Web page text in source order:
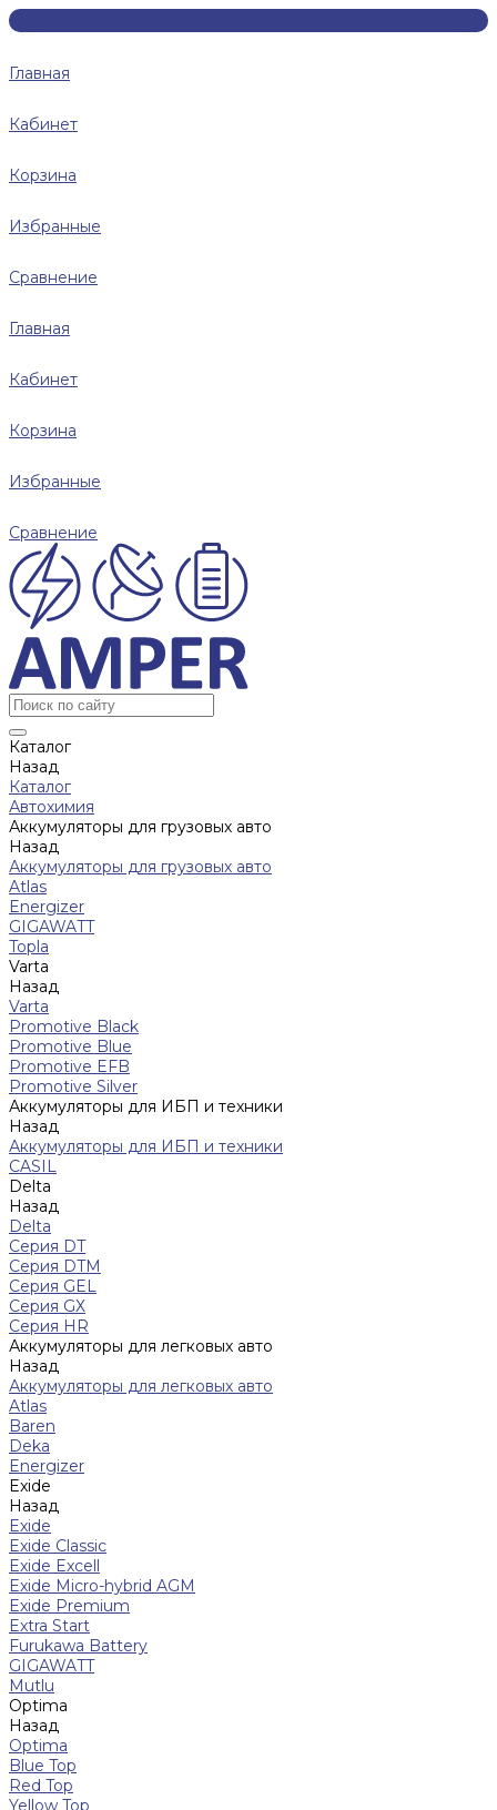
Главная
Кабинет
Корзина
Избранные
Сравнение
Главная
Кабинет
Корзина
Избранные
Сравнение
Каталог
Назад
Каталог
Автохимия
Аккумуляторы для грузовых авто
Назад
Аккумуляторы для грузовых авто
Atlas
Energizer
GIGAWATT
Topla
Varta
Назад
Varta
Promotive Black
Promotive Blue
Promotive EFB
Promotive Silver
Аккумуляторы для ИБП и техники
Назад
Аккумуляторы для ИБП и техники
CASIL
Delta
Назад
Delta
Серия DT
Серия DTM
Серия GEL
Серия GХ
Серия HR
Аккумуляторы для легковых авто
Назад
Аккумуляторы для легковых авто
Atlas
Baren
Deka
Energizer
Exide
Назад
Exide
Exide Classic
Exide Excell
Exide Micro-hybrid AGM
Exide Premium
Extra Start
Furukawa Battery
GIGAWATT
Mutlu
Optima
Назад
Optima
Blue Top
Red Top
Yellow Top